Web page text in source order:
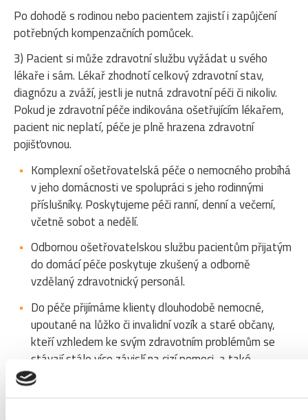
Po dohodě s rodinou nebo pacientem zajistí i zapůjčení
potřebných kompenzačních pomůcek.
3) Pacient si může zdravotní službu vyžádat u svého
lékaře i sám. Lékař zhodnotí celkový zdravotní stav,
diagnózu a zváží, jestli je nutná zdravotní péči či nikoliv.
Pokud je zdravotní péče indikována ošetřujícím lékařem,
pacient nic neplatí, péče je plně hrazena zdravotní
pojišťovnou.
Komplexní ošetřovatelská péče o nemocného probíhá
v jeho domácnosti ve spolupráci s jeho rodinnými
příslušníky. Poskytujeme péči ranní, denní a večerní,
včetně sobot a nedělí.
Odbornou ošetřovatelskou službu pacientům přijatým
do domácí péče poskytuje zkušený a odborně
vzdělaný zdravotnický personál.
Do péče přijímáme klienty dlouhodobě nemocné,
upoutané na lůžko či invalidní vozík a staré občany,
kteří vzhledem ke svým zdravotním problémům se
stávají stále více závislí na cizí pomoci, a také
pacienty v terminálním stadiu.